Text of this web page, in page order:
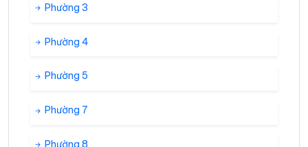
Phường 3
Phường 4
Phường 5
Phường 7
Phường 8